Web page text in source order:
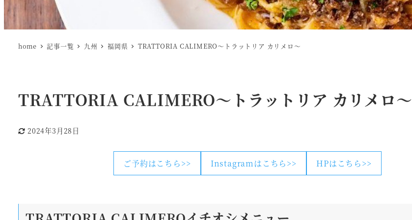
home 記事一覧 九州 福岡県 TRATTORIA CALIMERO～トラットリア カリメロ～
TRATTORIA CALIMERO～トラットリア カリメロ～
更新日
2024年3月28日
ご予約はこちら>> Instagramはこちら>> HPはこちら>>